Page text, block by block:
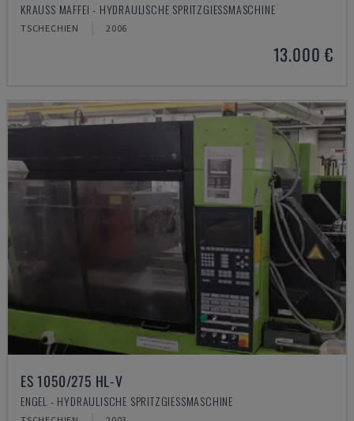
KRAUSS MAFFEI - HYDRAULISCHE SPRITZGIESSMASCHINE
TSCHECHIEN 2006
13.000 €
ES 1050/275 HL-V
ENGEL - HYDRAULISCHE SPRITZGIESSMASCHINE